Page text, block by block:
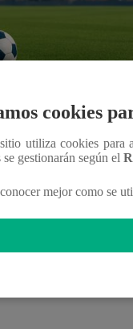
En esta nota de
DE JUNIO
cookies
utiliza cookies para
se gestionarán según el
mejor como se